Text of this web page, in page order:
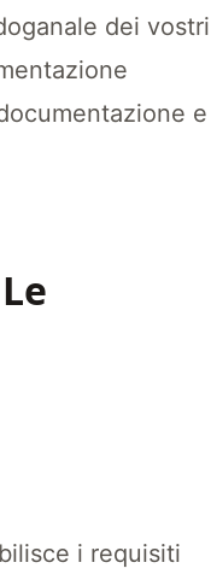
dei vostri
e
i requisiti